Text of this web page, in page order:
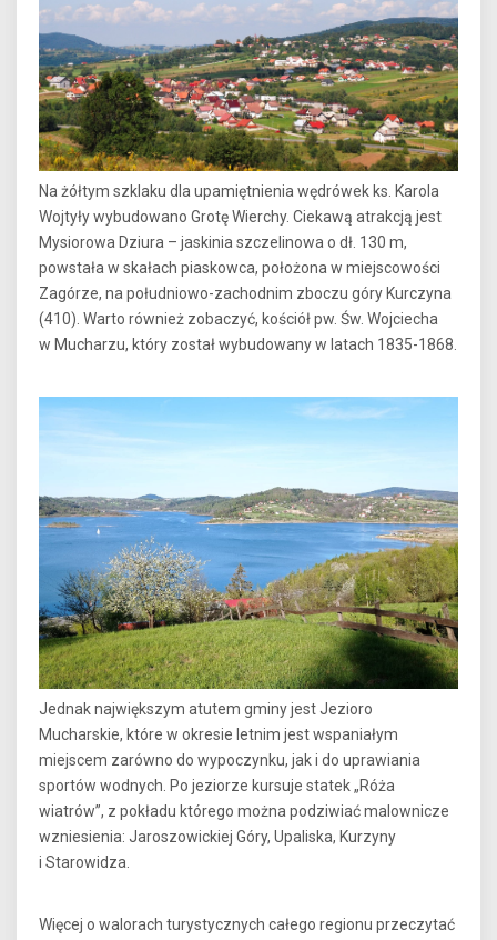
Na żółtym szklaku dla upamiętnienia wędrówek ks. Karola
Wojtyły wybudowano Grotę Wierchy. Ciekawą atrakcją jest
Mysiorowa Dziura – jaskinia szczelinowa o dł. 130 m,
powstała w skałach piaskowca, położona w miejscowości
Zagórze, na południowo-zachodnim zboczu góry Kurczyna
(410). Warto również zobaczyć, kościół pw. Św. Wojciecha
w Mucharzu, który został wybudowany w latach 1835-1868.
Jednak największym atutem gminy jest Jezioro
Mucharskie, które w okresie letnim jest wspaniałym
miejscem zarówno do wypoczynku, jak i do uprawiania
sportów wodnych. Po jeziorze kursuje statek „Róża
wiatrów”, z pokładu którego można podziwiać malownicze
wzniesienia: Jaroszowickiej Góry, Upaliska, Kurzyny
i Starowidza.
Więcej o walorach turystycznych całego regionu przeczytać